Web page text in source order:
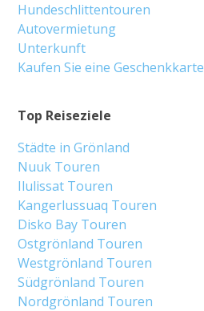
Top Reiseziele
Städte in Grönland
Nuuk Touren
Ilulissat Touren
Kangerlussuaq Touren
Disko Bay Touren
Ostgrönland Touren
Westgrönland Touren
Südgrönland Touren
Nordgrönland Touren
Hundeschlittentouren
Autovermietung
Unterkunft
Kaufen Sie eine Geschenkkarte